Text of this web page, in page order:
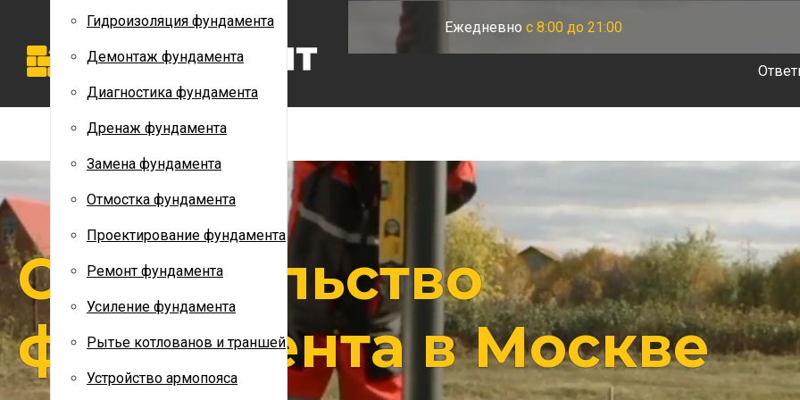
Дренаж фундамента
Замена фундамента
Отмостка фундамента
Проектирование фундамента
Ремонт фундамента
Усиление фундамента
Рытье котлованов и траншей
Устройство армопояса
Утепление фундамента
Строительство фундамента
НАШИ РАБОТЫ
Ежедневно с 8:00 до 21:00
Гидроизоляция фундамента
Демонтаж фундамента
Диагностика фундамента
Дренаж фундамента
Замена фундамента
Отмостка фундамента
Проектирование фундамента
Ремонт фундамента
Усиление фундамента
Рытье котлованов и траншей
Устройство армопояса
Строительство
фундамента в Москве